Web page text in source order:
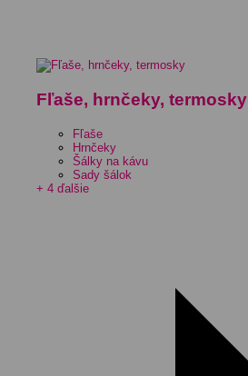
Fľaše, hrnčeky, termosky
Fľaše
Hrnčeky
Šálky na kávu
Sady šálok
+ 4 ďalšie